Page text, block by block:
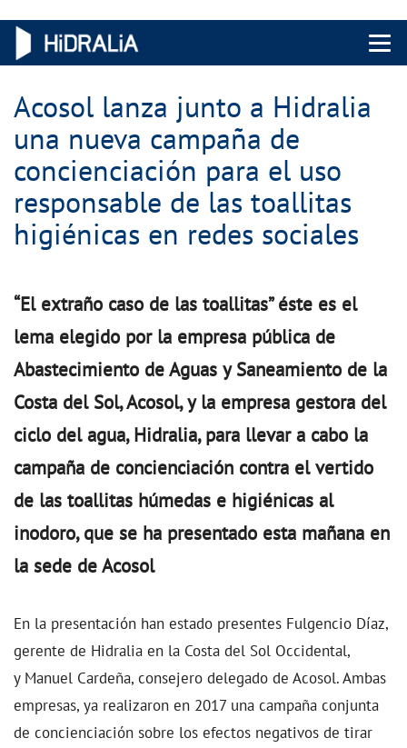
Menu
Acosol lanza junto a Hidralia
una nueva campaña de
concienciación para el uso
responsable de las toallitas
higiénicas en redes sociales
“El extraño caso de las toallitas” éste es el
lema elegido por la empresa pública de
Abastecimiento de Aguas y Saneamiento de la
Costa del Sol, Acosol, y la empresa gestora del
ciclo del agua, Hidralia, para llevar a cabo la
campaña de concienciación contra el vertido
de las toallitas húmedas e higiénicas al
inodoro, que se ha presentado esta mañana en
la sede de Acosol
En la presentación han estado presentes Fulgencio Díaz,
gerente de Hidralia en la Costa del Sol Occidental,
y Manuel Cardeña, consejero delegado de Acosol. Ambas
empresas, ya realizaron en 2017 una campaña conjunta
de concienciación sobre los efectos negativos de tirar